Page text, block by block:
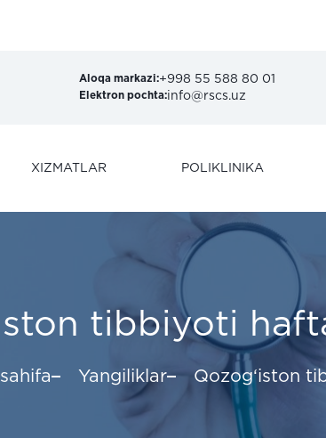
Aloqa markazi:+998 55 588 80 01
Elektron pochta:info@rscs.uz
XIZMATLAR POLIKLINIKA
tibbiyoti
Yangiliklar Qozog‘iston